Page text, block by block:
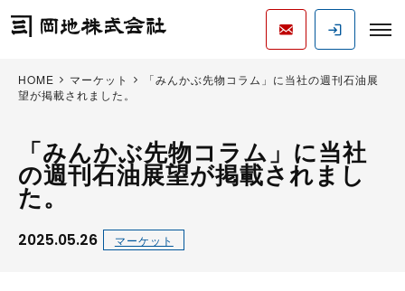
HOME マーケット
「みんかぶ先物コラム」に当社の週刊石油展
望が掲載されました。
「みんかぶ先物コラム」に当社
の週刊石油展望が掲載されまし
た。
2025.05.26 マーケット